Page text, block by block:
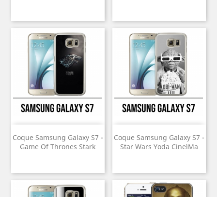
Coque Samsung Galaxy S7 -
Game Of Thrones Stark
Coque Samsung Galaxy S7 -
Star Wars Yoda CineìMa